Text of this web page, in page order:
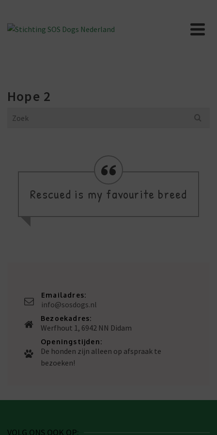
Hope 2
Search
Rescued is my favourite breed
Emailadres:
info@sosdogs.nl
Bezoekadres:
Werfhout 1, 6942 NN Didam
Openingstijden:
De honden zijn alleen op afspraak te
bezoeken!
VOLG ONS OOK OP: